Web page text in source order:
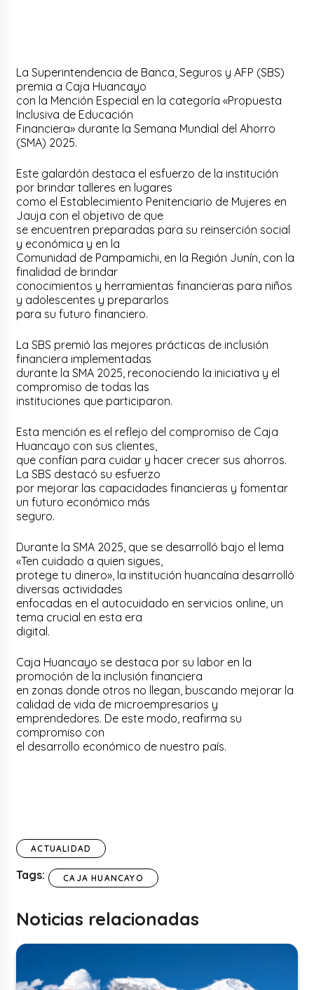
La Superintendencia de Banca, Seguros y AFP (SBS)
premia a Caja Huancayo
con la Mención Especial en la categoría «Propuesta
Inclusiva de Educación
Financiera» durante la Semana Mundial del Ahorro
(SMA) 2025.
Este galardón destaca el esfuerzo de la institución
por brindar talleres en lugares
como el Establecimiento Penitenciario de Mujeres en
Jauja con el objetivo de que
se encuentren preparadas para su reinserción social
y económica y en la
Comunidad de Pampamichi, en la Región Junín, con la
finalidad de brindar
conocimientos y herramientas financieras para niños
y adolescentes y prepararlos
para su futuro financiero.
La SBS premió las mejores prácticas de inclusión
financiera implementadas
durante la SMA 2025, reconociendo la iniciativa y el
compromiso de todas las
instituciones que participaron.
Esta mención es el reflejo del compromiso de Caja
Huancayo con sus clientes,
que confían para cuidar y hacer crecer sus ahorros.
La SBS destacó su esfuerzo
por mejorar las capacidades financieras y fomentar
un futuro económico más
seguro.
Durante la SMA 2025, que se desarrolló bajo el lema
«Ten cuidado a quien sigues,
protege tu dinero», la institución huancaína desarrolló
diversas actividades
enfocadas en el autocuidado en servicios online, un
tema crucial en esta era
digital.
Caja Huancayo se destaca por su labor en la
promoción de la inclusión financiera
en zonas donde otros no llegan, buscando mejorar la
calidad de vida de microempresarios y
emprendedores. De este modo, reafirma su
compromiso con
el desarrollo económico de nuestro país.
ACTUALIDAD
Tags: CAJA HUANCAYO
Noticias relacionadas